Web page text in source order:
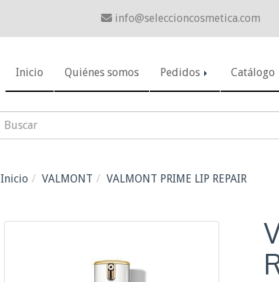
info seleccioncosmetica.com
Inicio Quiénes somos Pedidos Catálogo
Inicio VALMONT VALMONT PRIME LIP REPAIR